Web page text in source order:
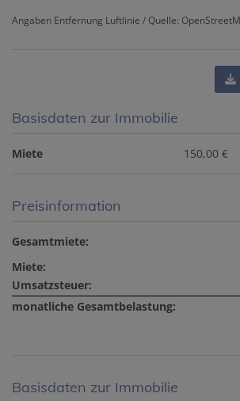
Angaben Entfernung Luftlinie / Quelle:
Basisdaten zur Immobilie
Miete 150,00 €
Preisinformation
Gesamtmiete:
Miete:
Umsatzsteuer:
monatliche Gesamtbelastung:
Basisdaten zur Immobilie